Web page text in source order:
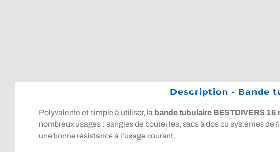
Description - Bande
Polyvalente et simple à utiliser, la bande tubulaire BESTDIVERS 16
nombreux usages : sangles de bouteilles, sacs à dos ou systèmes
une bonne résistance à l’usage courant.